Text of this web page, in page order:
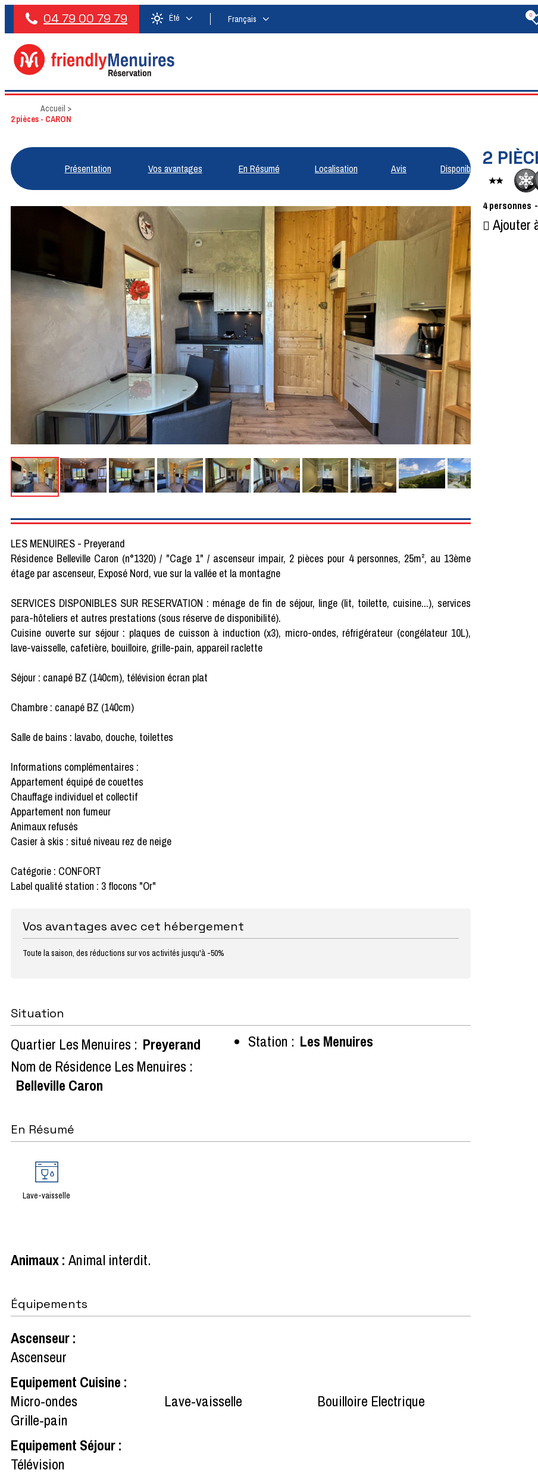
04 79 00 79 79 Été Français 0
Accueil >
2 pièces - CARON
Présentation Vos avantages En Résumé Localisation Avis Disponibilités2
4 personnes
Ajouter
LES MENUIRES - Preyerand
Résidence Belleville Caron (n°1320) / "Cage 1" / ascenseur impair, 2 pièces pour 4 personnes, 25m², au 13ème
étage par ascenseur, Exposé Nord, vue sur la vallée et la montagne
SERVICES DISPONIBLES SUR RESERVATION : ménage de fin de séjour, linge (lit, toilette, cuisine...), services
para-hôteliers et autres prestations (sous réserve de disponibilité).
Cuisine ouverte sur séjour : plaques de cuisson à induction (x3), micro-ondes, réfrigérateur (congélateur 10L),
lave-vaisselle, cafetière, bouilloire, grille-pain, appareil raclette
Séjour : canapé BZ (140cm), télévision écran plat
Chambre : canapé BZ (140cm)
Salle de bains : lavabo, douche, toilettes
Informations complémentaires :
Appartement équipé de couettes
Chauffage individuel et collectif
Appartement non fumeur
Animaux refusés
Casier à skis : situé niveau rez de neige
Catégorie : CONFORT
Label qualité station : 3 flocons "Or"
Vos avantages avec cet hébergement
Toute la saison, des réductions sur vos activités jusqu'à -50%
Situation
Quartier Les Menuires : Preyerand
Nom de Résidence Les Menuires :
Belleville Caron
Station : Les Menuires
En Résumé
Lave-vaisselle
Animaux: Animal interdit
Équipements
Ascenseur:
Ascenseur
Equipement Cuisine :
Micro-ondes
Lave-vaisselle
Bouilloire Electrique
Grille-pain
Equipement Séjour:
Télévision